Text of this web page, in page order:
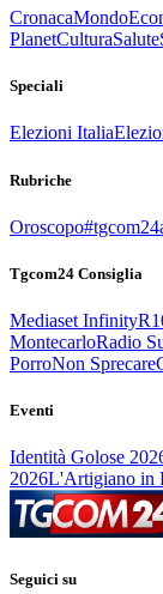
CronacaMondo
PlanetCulturaSalute
Speciali
Elezioni Italia
Rubriche
Oroscopo
Tgcom24 Consiglia
Mediaset Infinity
MontecarloRadio
PorroNon Sprecare
Eventi
Identità Golose
2026L'Artigiano in
Seguici su